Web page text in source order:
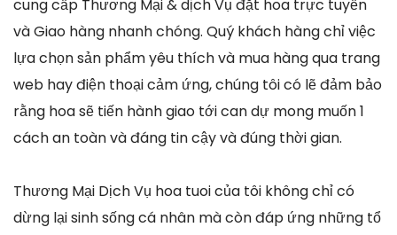
cung cấp Thương Mại & dịch Vụ đặt hoa trực tuyến
và Giao hàng nhanh chóng. Quý khách hàng chỉ việc
lựa chọn sản phẩm yêu thích và mua hàng qua trang
web hay điện thoại cảm ứng, chúng tôi có lẽ đảm bảo
rằng hoa sẽ tiến hành giao tới can dự mong muốn 1
cách an toàn và đáng tin cậy và đúng thời gian.
Thương Mại Dịch Vụ hoa tuoi của tôi không chỉ có
dừng lại sinh sống cá nhân mà còn đáp ứng những tổ